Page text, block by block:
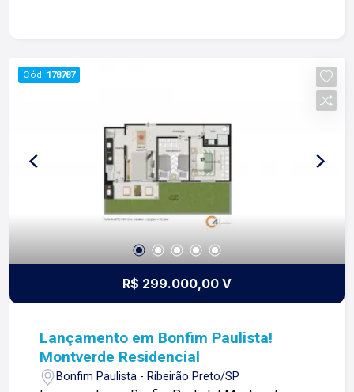
perfeito para residir e pensar no futuro da sua
família. Famílias Para você que procura a melhor
Cód. 178787
R$ 299.000,00 V
Lançamento em Bonfim Paulista!
Montverde Residencial
Bonfim Paulista - Ribeirão Preto/SP